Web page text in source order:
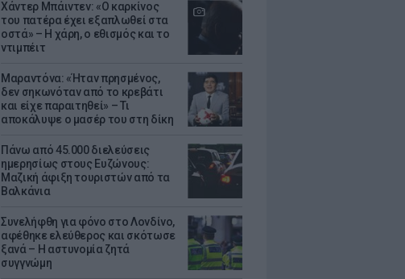
Χάντερ Μπάιντεν: «Ο καρκίνος
του πατέρα έχει εξαπλωθεί στα
οστά» – Η χάρη, ο εθισμός και το
ντιμπέιτ
Μαραντόνα: «Ήταν πρησμένος,
δεν σηκωνόταν από το κρεβάτι
και είχε παραιτηθεί» – Τι
αποκάλυψε ο μασέρ του στη δίκη
Πάνω από 45.000 διελεύσεις
ημερησίως στους Ευζώνους:
Μαζική άφιξη τουριστών από τα
Βαλκάνια
Συνελήφθη για φόνο στο Λονδίνο,
αφέθηκε ελεύθερος και σκότωσε
ξανά – Η αστυνομία ζητά
συγγνώμη